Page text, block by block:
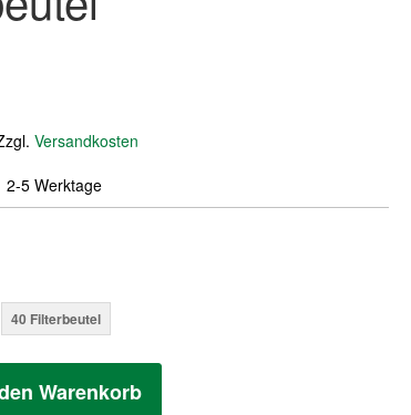
Versandkosten
2-5 Werktage
40 Filterbeutel
Warenkorb